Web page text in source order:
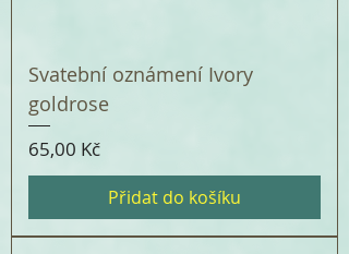
Svatební oznámení Ivory
goldrose
Cena
65,00 Kč
Přidat do košíku